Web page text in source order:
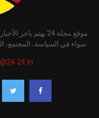
موقع مجلة 24 يهتم
سواء في السياسة، المجتمع،
24.tn